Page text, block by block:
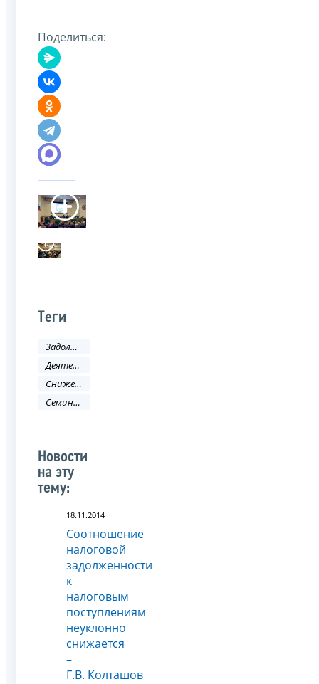
Поделиться:
Теги
Задолженность и банкротство
Деятельность ФНС
Снижение административных барьеров
Семинар
Новости
на эту
тему:
18.11.2014
Соотношение
налоговой
задолженности
к
налоговым
поступлениям
неуклонно
снижается
–
Г.В. Колташов